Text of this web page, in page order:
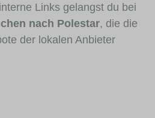
Links gelangst du bei
nach Polestar, die die
der lokalen Anbieter